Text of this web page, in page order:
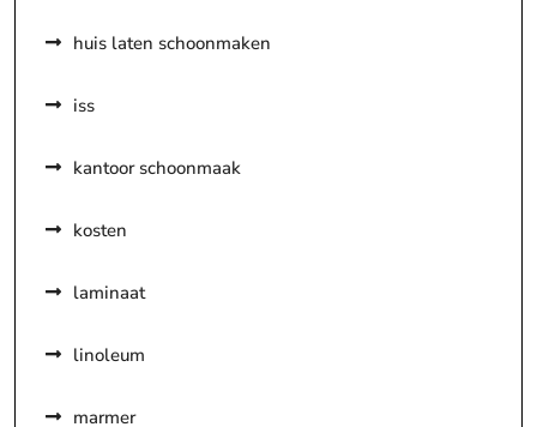
huis laten schoonmaken
iss
kantoor schoonmaak
kosten
laminaat
linoleum
marmer